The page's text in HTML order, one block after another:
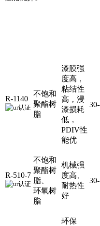
R-1140
不饱和
聚酯树
脂
漆膜强
度高，
粘结性
高，浸
漆损耗
低，
PDIV性
能优
R-510-7
不饱和
聚酯树
脂、
环氧树
脂
机械强
度高、
耐热性
好
环保